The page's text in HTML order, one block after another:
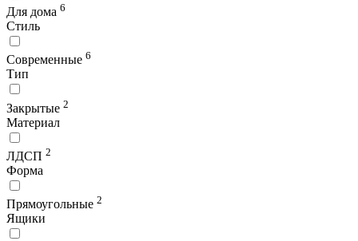
Для дома 6
Стиль
Современные 6
Тип
Закрытые 2
Материал
ЛДСП 2
Форма
Прямоугольные 2
Ящики